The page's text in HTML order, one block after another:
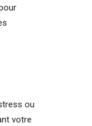
ou
votre